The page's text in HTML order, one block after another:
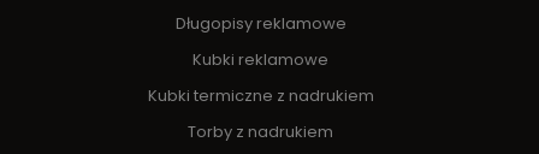
Długopisy reklamowe
Kubki reklamowe
Kubki termiczne z nadrukiem
Torby z nadrukiem